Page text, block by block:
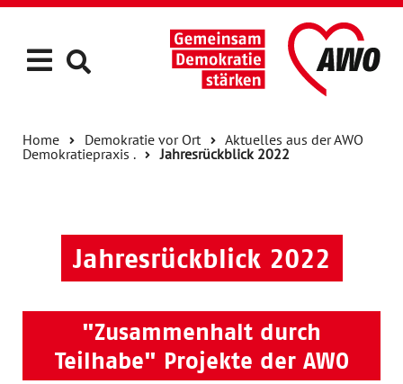
Home Demokratie vor Ort
Aktuelles aus der AWO
Demokratiepraxis .
Jahresrückblick 2022
Jahresrückblick 2022
"Zusammenhalt durch
Teilhabe" Projekte der AWO